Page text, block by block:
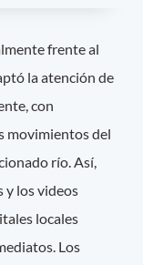
frente al
la atención de
con
movimientos del
río. Así,
y los videos
locales
Los